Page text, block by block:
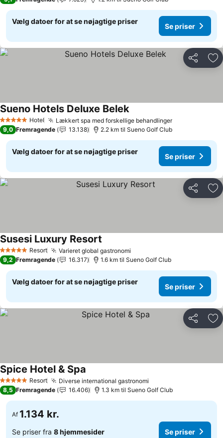
Vælg datoer for at se nøjagtige priser
Se priser
Del
5 Stjerner Hotel Lækkert spa med forskellige behandlingerSe priser
Sueno Hotels Deluxe BelekSe priser
9,0 Fremragende 13.138 2.2 km til Sueno Golf Club
Vælg datoer for at se nøjagtige priser
Se priser
Del
5 Stjerner Resort Varieret global gastronomi
Susesi Luxury Resort
9,2 Fremragende 16.317 1.6 km til Sueno Golf Club
Vælg datoer for at se nøjagtige priser
Se priser
Del
5 Stjerner Resort Diverse international gastronomi
Spice Hotel & Spa
8,5 Fremragende 16.406 1.3 km til Sueno Golf Club
Af 1.134 kr.
Se priser fra 8 hjemmesider Se priser